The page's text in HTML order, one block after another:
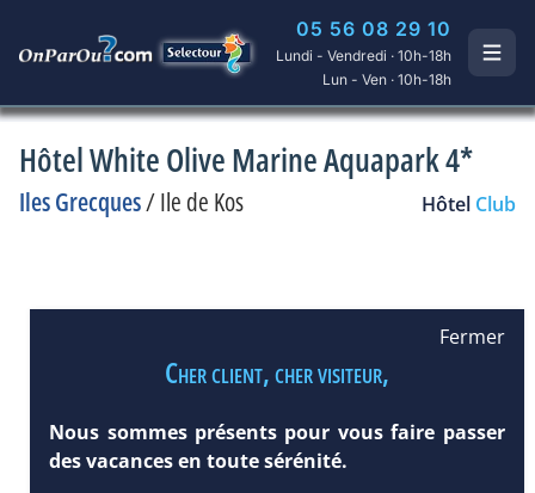
05 56 08 29 10
Lundi - Vendredi · 10h-18h
Lun - Ven · 10h-18h
Hôtel White Olive Marine Aquapark 4*
Iles Grecques/Ile de Kos Hôtel Club
Fermer
Cher client, cher visiteur,
Nous sommes présents pour vous faire passer
des vacances en toute sérénité.